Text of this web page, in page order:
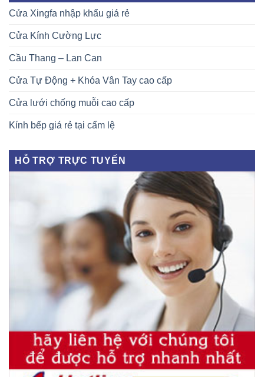
Cửa Xingfa nhập khẩu giá rẻ
Cửa Kính Cường Lực
Cầu Thang – Lan Can
Cửa Tự Động + Khóa Vân Tay cao cấp
Cửa lưới chống muỗi cao cấp
Kính bếp giá rẻ tại cẩm lệ
HỖ TRỢ TRỰC TUYẾN